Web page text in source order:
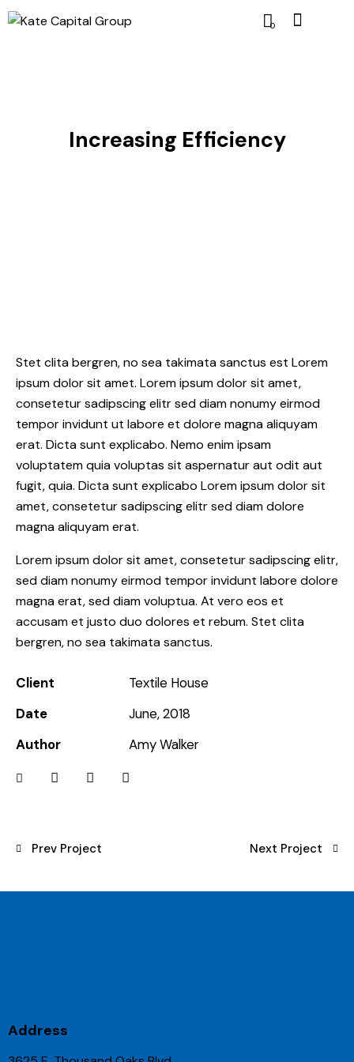
0
Increasing Efficiency
Stet clita bergren, no sea takimata sanctus est Lorem
ipsum dolor sit amet. Lorem ipsum dolor sit amet,
consetetur sadipscing elitr sed diam nonumy eirmod
tempor invidunt ut labore et dolore magna aliquyam
erat. Dicta sunt explicabo. Nemo enim ipsam
voluptatem quia voluptas sit aspernatur aut odit aut
fugit, quia. Dicta sunt explicabo Lorem ipsum dolor sit
amet, consetetur sadipscing elitr sed diam dolore
magna aliquyam erat.
Lorem ipsum dolor sit amet, consetetur sadipscing elitr,
sed diam nonumy eirmod tempor invidunt labore dolore
magna erat, sed diam voluptua. At vero eos et
accusam et justo duo dolores et rebum. Stet clita
bergren, no sea takimata sanctus.
Client
Textile House
Date
June, 2018
Author
Amy Walker
Prev Project Next Project
Address